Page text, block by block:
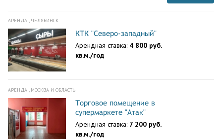
АРЕНДА , ЧЕЛЯБИНСК
КТК "Северо-западный"
Арендная ставка: 4 800 руб.
кв.м./год
АРЕНДА , МОСКВА И ОБЛАСТЬ
Торговое помещение в
супермаркете "Атак"
Арендная ставка: 7 200 руб.
кв.м./год